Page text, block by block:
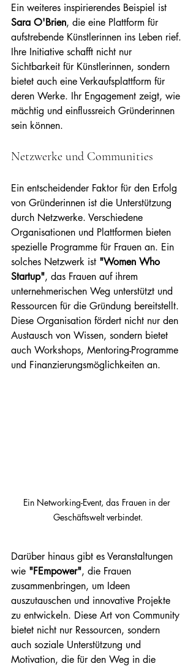
Ein weiteres inspirierendes Beispiel ist
Sara O'Brien, die eine Plattform für
aufstrebende Künstlerinnen ins Leben rief.
Ihre Initiative schafft nicht nur
Sichtbarkeit für Künstlerinnen, sondern
bietet auch eine Verkaufsplattform für
deren Werke. Ihr Engagement zeigt, wie
mächtig und einflussreich Gründerinnen
sein können.
Netzwerke und Communities
Ein entscheidender Faktor für den Erfolg
von Gründerinnen ist die Unterstützung
durch Netzwerke. Verschiedene
Organisationen und Plattformen bieten
spezielle Programme für Frauen an. Ein
solches Netzwerk ist "Women Who
Startup", das Frauen auf ihrem
unternehmerischen Weg unterstützt und
Ressourcen für die Gründung bereitstellt.
Diese Organisation fördert nicht nur den
Austausch von Wissen, sondern bietet
auch Workshops, Mentoring-Programme
und Finanzierungsmöglichkeiten an.
Ein Networking-Event, das Frauen in der
Geschäftswelt verbindet.
Darüber hinaus gibt es Veranstaltungen
wie "FEmpower", die Frauen
zusammenbringen, um Ideen
auszutauschen und innovative Projekte
zu entwickeln. Diese Art von Community
bietet nicht nur Ressourcen, sondern
auch soziale Unterstützung und
Motivation, die für den Weg in die